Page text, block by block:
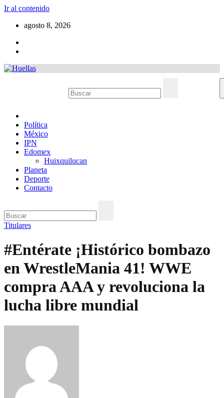
Ir al contenido
agosto 8, 2026
Política
México
IPN
Edomex
Huixquilucan
Planeta
Deporte
Contacto
Titulares
#Entérate ¡Histórico bombazo
en WrestleMania 41! WWE
compra AAA y revoluciona la
lucha libre mundial